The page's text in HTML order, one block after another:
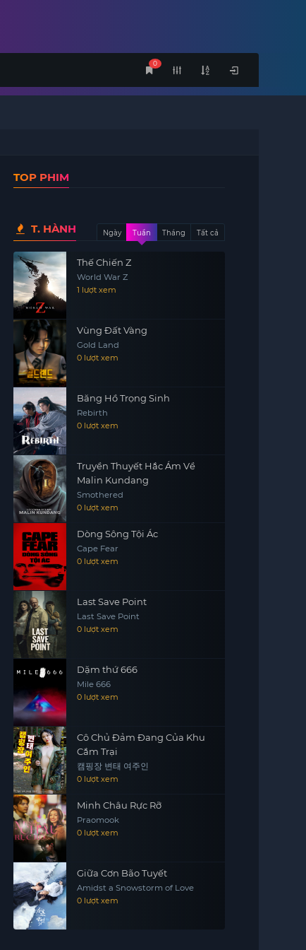
0
TOP PHIM
T. HÀNH Ngày Tuần Tháng Tất cả
Thế Chiến Z
World War Z
1 lượt xem
Vùng Đất Vàng
Gold Land
0 lượt xem
Băng Hồ Trọng Sinh
Rebirth
0 lượt xem
Truyền Thuyết Hắc Ám Về
Malin Kundang
Smothered
0 lượt xem
Dòng Sông Tội Ác
Cape Fear
0 lượt xem
Last Save Point
Last Save Point
0 lượt xem
Dặm thứ 666
Mile 666
0 lượt xem
Cô Chủ Đảm Đang Của Khu
Cắm Trại
캠핑장 변태 여주인
0 lượt xem
Minh Châu Rực Rỡ
Praomook
0 lượt xem
Giữa Cơn Bão Tuyết
Amidst a Snowstorm of Love
0 lượt xem